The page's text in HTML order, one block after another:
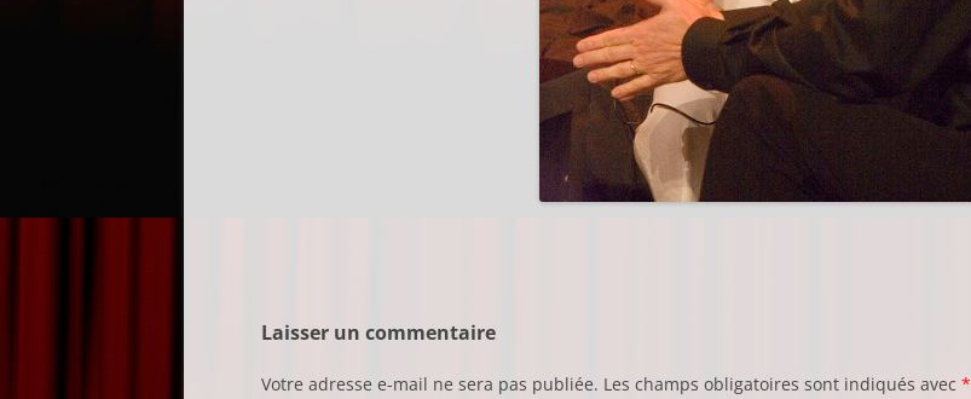
Laisser un commentaire
Votre adresse e-mail ne sera pas publiée. Les champs obligatoires sont indiqués avec *